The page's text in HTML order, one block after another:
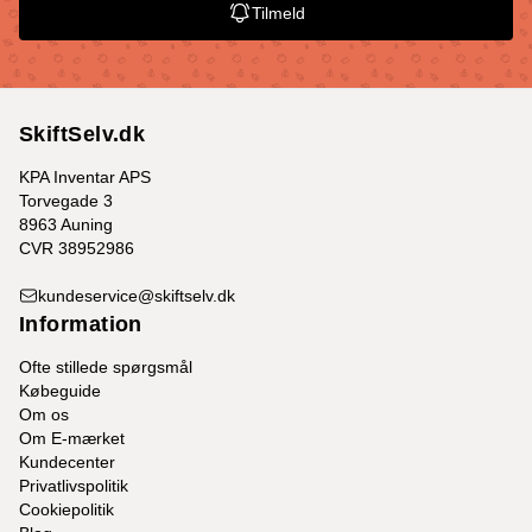
Tilmeld
SkiftSelv.dk
KPA Inventar APS
Torvegade 3
8963 Auning
CVR 38952986
kundeservice@skiftselv.dk
Information
Ofte stillede spørgsmål
Købeguide
Om os
Om E-mærket
Kundecenter
Privatlivspolitik
Cookiepolitik